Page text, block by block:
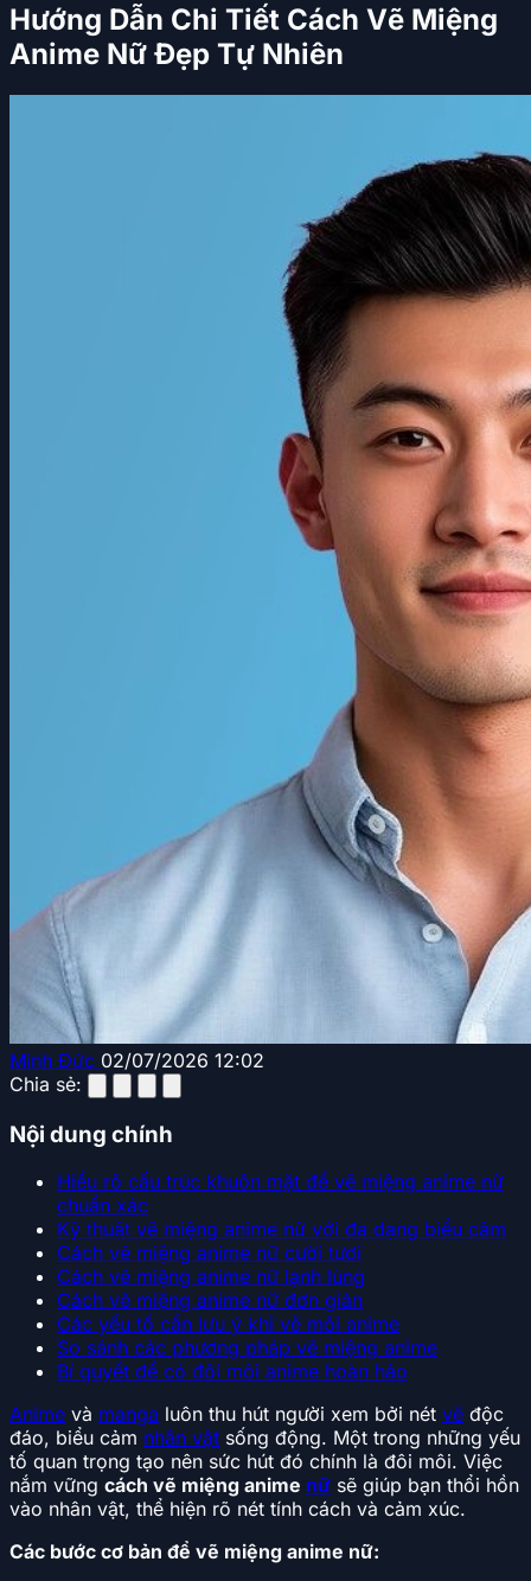
Hướng Dẫn Chi Tiết Cách Vẽ Miệng
Anime Nữ Đẹp Tự Nhiên
Minh Đức 02/07/2026 12:02
Chia sẻ:
Nội dung chính
Hiểu rõ cấu trúc khuôn mặt để vẽ miệng anime nữ
chuẩn xác
Kỹ thuật vẽ miệng anime nữ với đa dạng biểu cảm
Cách vẽ miệng anime nữ cười tươi
Cách vẽ miệng anime nữ lạnh lùng
Cách vẽ miệng anime nữ đơn giản
Các yếu tố cần lưu ý khi vẽ môi anime
So sánh các phương pháp vẽ miệng anime
Bí quyết để có đôi môi anime hoàn hảo
Anime và manga luôn thu hút người xem bởi nét vẽ độc
đáo, biểu cảm nhân vật sống động. Một trong những yếu
tố quan trọng tạo nên sức hút đó chính là đôi môi. Việc
nắm vững cách vẽ miệng anime nữ sẽ giúp bạn thổi hồn
vào nhân vật, thể hiện rõ nét tính cách và cảm xúc.
Các bước cơ bản để vẽ miệng anime nữ: